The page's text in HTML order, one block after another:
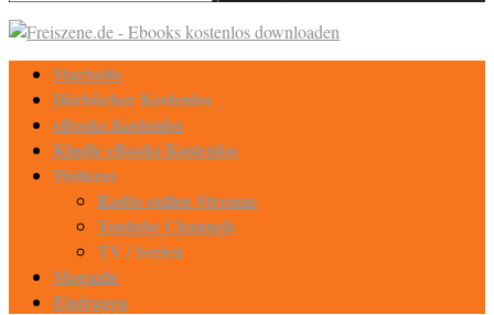
Startseite
Hörbücher Kostenlos
eBooks Kostenlos
Kindle eBooks Kostenlos
Weiteres
Radio online Streams
Youtube Channels
TV / Serien
Magazin
Eintragen